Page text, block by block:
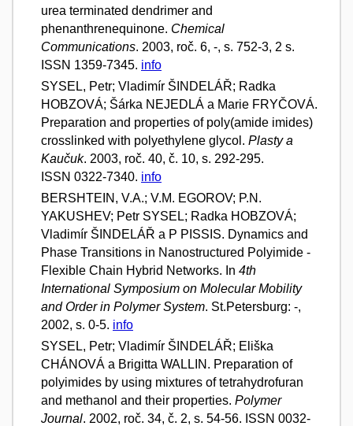
urea terminated dendrimer and
phenanthrenequinone. Chemical
Communications. 2003, roč. 6, -, s. 752-3, 2 s.
ISSN 1359-7345. info
SYSEL, Petr; Vladimír ŠINDELÁŘ; Radka
HOBZOVÁ; Šárka NEJEDLÁ a Marie FRYČOVÁ.
Preparation and properties of poly(amide imides)
crosslinked with polyethylene glycol. Plasty a
Kaučuk. 2003, roč. 40, č. 10, s. 292-295.
ISSN 0322-7340. info
BERSHTEIN, V.A.; V.M. EGOROV; P.N.
YAKUSHEV; Petr SYSEL; Radka HOBZOVÁ;
Vladimír ŠINDELÁŘ a P PISSIS. Dynamics and
Phase Transitions in Nanostructured Polyimide -
Flexible Chain Hybrid Networks. In 4th
International Symposium on Molecular Mobility
and Order in Polymer System. St.Petersburg: -,
2002, s. 0-5. info
SYSEL, Petr; Vladimír ŠINDELÁŘ; Eliška
CHÁNOVÁ a Brigitta WALLIN. Preparation of
polyimides by using mixtures of tetrahydrofuran
and methanol and their properties. Polymer
Journal. 2002, roč. 34, č. 2, s. 54-56. ISSN 0032-